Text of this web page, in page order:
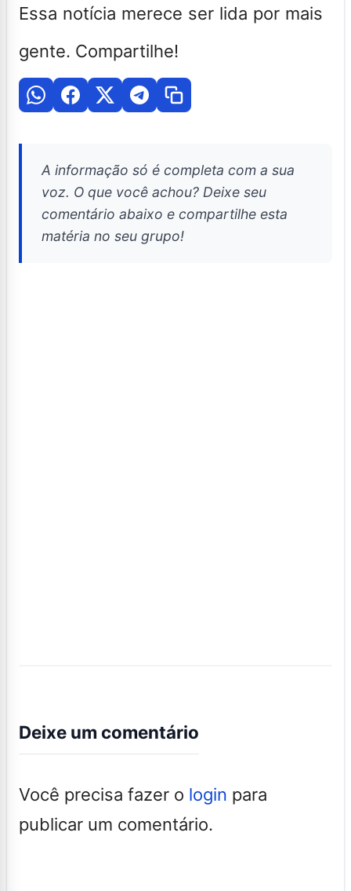
Essa notícia merece ser lida por mais
gente. Compartilhe!
A informação só é completa com a sua
voz. O que você achou? Deixe seu
comentário abaixo e compartilhe esta
matéria no seu grupo!
Deixe um comentário
Você precisa fazer o login para
publicar um comentário.